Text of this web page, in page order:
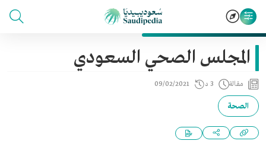
المجلس الصحي السعودي
مقالة 3 د 09/02/2021
الصحة